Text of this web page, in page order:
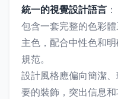
統一的視覺設計語言 ：
包含一套完整的色彩
主色，配合中性色和
規范。
設計風格應偏向簡潔
要的裝飾，突出信息和